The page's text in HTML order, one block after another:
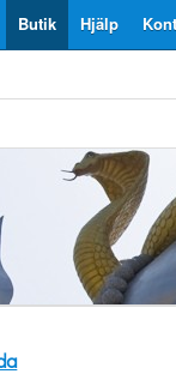
Hjälp
Butik